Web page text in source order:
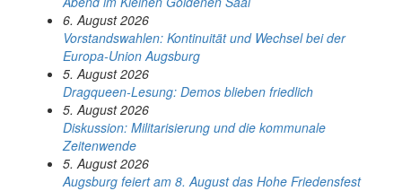
6. August 2026
Vorstandswahlen: Kontinuität und Wechsel bei der
Europa-Union Augsburg
5. August 2026
Dragqueen-Lesung: Demos blieben friedlich
5. August 2026
Diskussion: Mi­li­ta­ri­sie­rung und die kommunale
Zeitenwende
5. August 2026
Augsburg feiert am 8. August das Hohe Friedensfest